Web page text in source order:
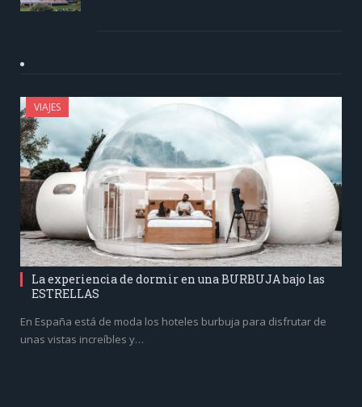
VIAJES
La experiencia de dormir en una BURBUJA bajo las
ESTRELLAS
En España está de moda los hoteles burbuja para disfrutar de
unas vistas increíbles y…